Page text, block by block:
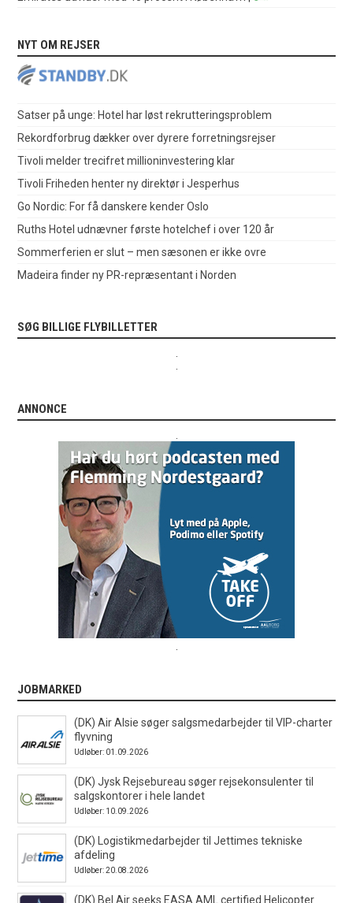
NYT OM REJSER
Satser på unge: Hotel har løst rekrutteringsproblem
Rekordforbrug dækker over dyrere forretningsrejser
Tivoli melder trecifret millioninvestering klar
Tivoli Friheden henter ny direktør i Jesperhus
Go Nordic: For få danskere kender Oslo
Ruths Hotel udnævner første hotelchef i over 120 år
Sommerferien er slut – men sæsonen er ikke ovre
Madeira finder ny PR-repræsentant i Norden
SØG BILLIGE FLYBILLETTER
ANNONCE
JOBMARKED
(DK) Air Alsie søger salgsmedarbejder til VIP-charter
flyvning
Udløber: 01.09.2026
(DK) Jysk Rejsebureau søger rejsekonsulenter til
salgskontorer i hele landet
Udløber: 10.09.2026
(DK) Logistikmedarbejder til Jettimes tekniske
afdeling
Udløber: 20.08.2026
(DK) Bel Air seeks EASA AML certified Helicopter